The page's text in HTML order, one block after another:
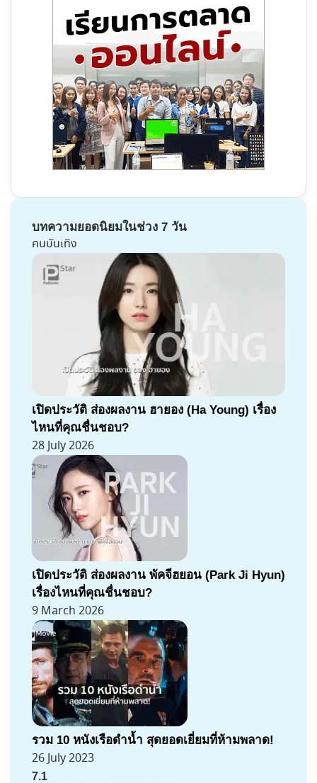
บทความยอดนิยมในช่วง 7 วัน
คนบันเทิง
เปิดประวัติ ส่องผลงาน ฮายอง (Ha Young) เรื่อง
ไหนที่คุณชื่นชอบ?
28 July 2026
เปิดประวัติ ส่องผลงาน พัคจีฮยอน (Park Ji Hyun)
เรื่องไหนที่คุณชื่นชอบ?
9 March 2026
รวม 10 หนังเรือดำน้ำ สุดยอดเยี่ยมที่ห้ามพลาด!
26 July 2023
7.1